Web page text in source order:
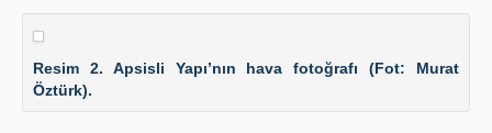
Resim 2. Apsisli Yapı’nın hava fotoğrafı (Fot: Murat
Öztürk).